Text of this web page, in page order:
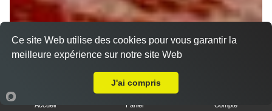
Accueil Panier Compte
Ce site Web utilise des cookies pour vous garantir la
meilleure expérience sur notre site Web
J'ai compris